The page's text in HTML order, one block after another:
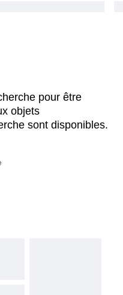
pour être
objets
sont disponibles.